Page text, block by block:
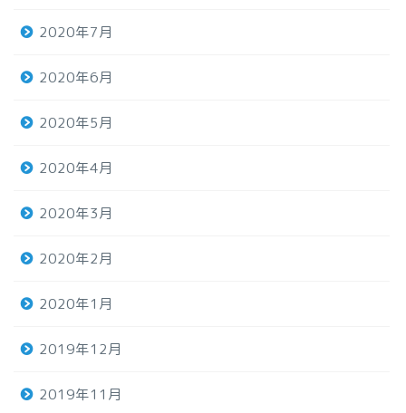
2020年7月
2020年6月
2020年5月
2020年4月
2020年3月
2020年2月
2020年1月
2019年12月
2019年11月